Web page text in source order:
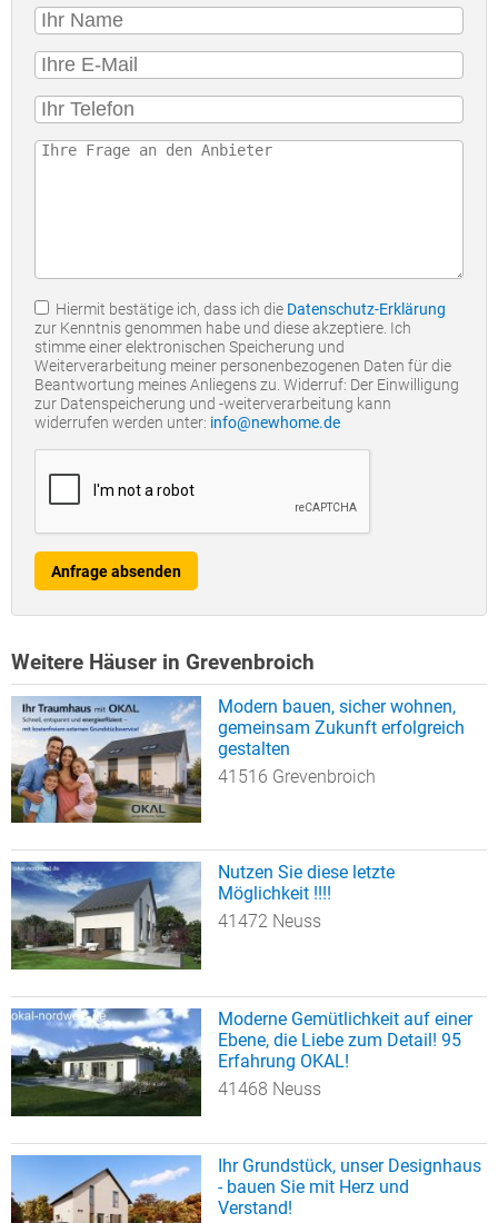
Hiermit bestätige ich, dass ich die Datenschutz-Erklärung
zur Kenntnis genommen habe und diese akzeptiere. Ich
stimme einer elektronischen Speicherung und
Weiterverarbeitung meiner personenbezogenen Daten für die
Beantwortung meines Anliegens zu. Widerruf: Der Einwilligung
zur Datenspeicherung und -weiterverarbeitung kann
widerrufen werden unter: info@newhome.de
Anfrage absenden
Weitere Häuser in Grevenbroich
Modern bauen, sicher wohnen,
gemeinsam Zukunft erfolgreich
gestalten
41516 Grevenbroich
Nutzen Sie diese letzte
Möglichkeit !!!!
41472 Neuss
Moderne Gemütlichkeit auf einer
Ebene, die Liebe zum Detail! 95
Erfahrung OKAL!
41468 Neuss
Ihr Grundstück, unser Designhaus
- bauen Sie mit Herz und
Verstand!